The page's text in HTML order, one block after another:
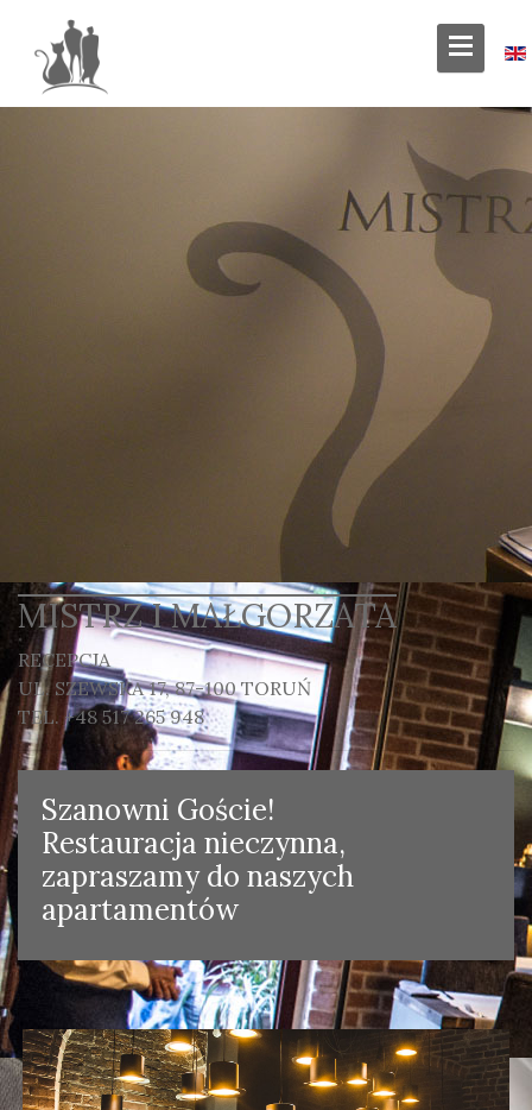
MISTRZ I MAŁGORZATA
RECEPCJA
UL. SZEWSKA 17, 87-100 TORUŃ
TEL. +48 517 265 948
Szanowni Goście!
Restauracja nieczynna,
zapraszamy do naszych
apartamentów